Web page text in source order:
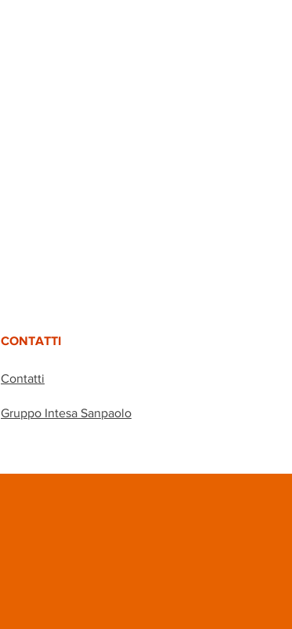
CONTATTI
Contatti
Gruppo Intesa Sanpaolo